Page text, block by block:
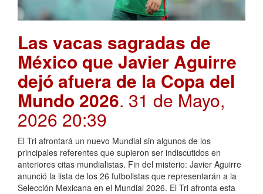
Las vacas sagradas de
México que Javier Aguirre
dejó afuera de la Copa del
Mundo 2026. 31 de Mayo,
2026 20:39
El Tri afrontará un nuevo Mundial sin algunos de los
principales referentes que supieron ser indiscutidos en
anteriores citas mundialistas. Fin del misterio: Javier Aguirre
anunció la lista de los 26 futbolistas que representarán a la
Selección Mexicana en el Mundial 2026. El Tri afronta esta